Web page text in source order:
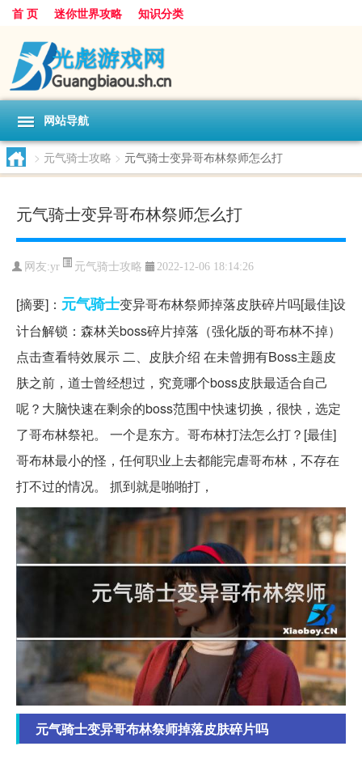
首 页 迷你世界攻略 知识分类
网站导航
> 元气骑士攻略 > 元气骑士变异哥布林祭师怎么打
元气骑士变异哥布林祭师怎么打
网友:yr 元气骑士攻略 2022-12-06 18:14:26
[摘要]： 元气骑士变异哥布林祭师掉落皮肤碎片吗[最佳]设
计台解锁：森林关boss碎片掉落（强化版的哥布林不掉）
点击查看特效展示 二、皮肤介绍 在未曾拥有Boss主题皮
肤之前，道士曾经想过，究竟哪个boss皮肤最适合自己
呢？大脑快速在剩余的boss范围中快速切换，很快，选定
了哥布林祭祀。 一个是东方。哥布林打法怎么打？[最佳]
哥布林最小的怪，任何职业上去都能完虐哥布林，不存在
打不过的情况。 抓到就是啪啪打，
元气骑士变异哥布林祭师掉落皮肤碎片吗